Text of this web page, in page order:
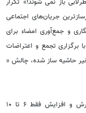
جریان‌های اجتماعی
و جمع‌آوری امضاء برای
برگزاری تجمع و اعتراضات
حاشیه ساز شده، چالش «
چالشی که همزمان با اعلام احکام جدید از سوی آموزش و پرورش و افزایش فقط ۶ تا ۱۰